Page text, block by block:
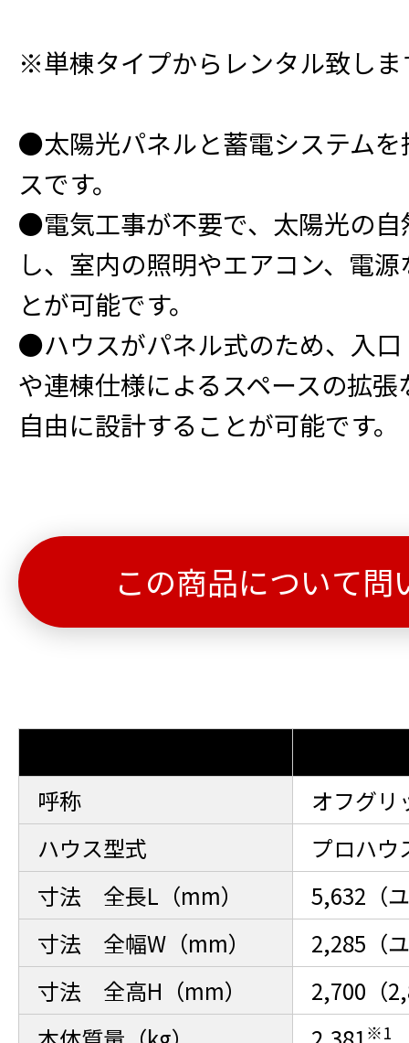
※単棟タイプからレンタル致しま
●太陽光パネルと蓄電システム
スです。
●電気工事が不要で、太陽光の
し、室内の照明やエアコン、電
とが可能です。
●ハウスがパネル式のため、入
や連棟仕様によるスペースの拡
自由に設計することが可能です。
この商品について問
呼称
オフグリ
ハウス型式
プロハウ
寸法 全長L（mm）
5,632（
寸法 全幅W（mm）
2,285（
寸法 全高H（mm）
2,700（
※1